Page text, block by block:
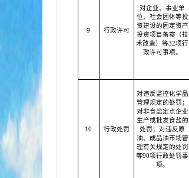
9 行政许可
对企业、事业单
位、社会团体等投
资建设的固定资产
投资项目备案（技
术改造）等32项行
政许可事项。
10 行政处罚
对违反监控化学品
管理规定的处罚；
对非食盐定点企业
生产或批发食盐的
处罚；对违反原
油、成品油市场管
理有关规定的处罚
等90项行政处罚事
项。